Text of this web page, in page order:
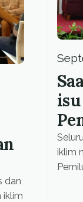
dan
iklim
iklim